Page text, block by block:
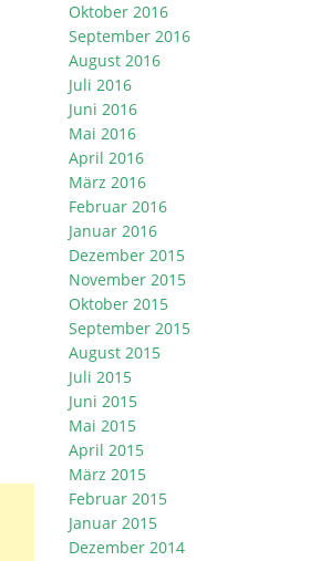
Oktober 2016
September 2016
August 2016
Juli 2016
Juni 2016
Mai 2016
April 2016
März 2016
Februar 2016
Januar 2016
Dezember 2015
November 2015
Oktober 2015
September 2015
August 2015
Juli 2015
Juni 2015
Mai 2015
April 2015
März 2015
Februar 2015
Januar 2015
Dezember 2014